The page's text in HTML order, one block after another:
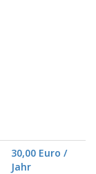
30,00 Euro /
Jahr